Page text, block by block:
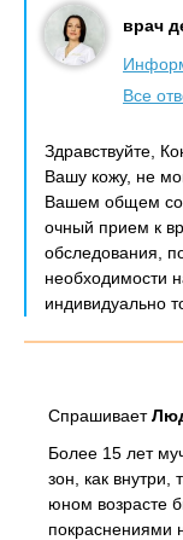
врач
Все
Здравствуйте,
Вашу кожу, не
Вашем общем
очный прием к
обследования,
необходимости
индивидуально
Спрашивает
Более 15 лет
зон, как внутри,
юном возрасте
покраснениями